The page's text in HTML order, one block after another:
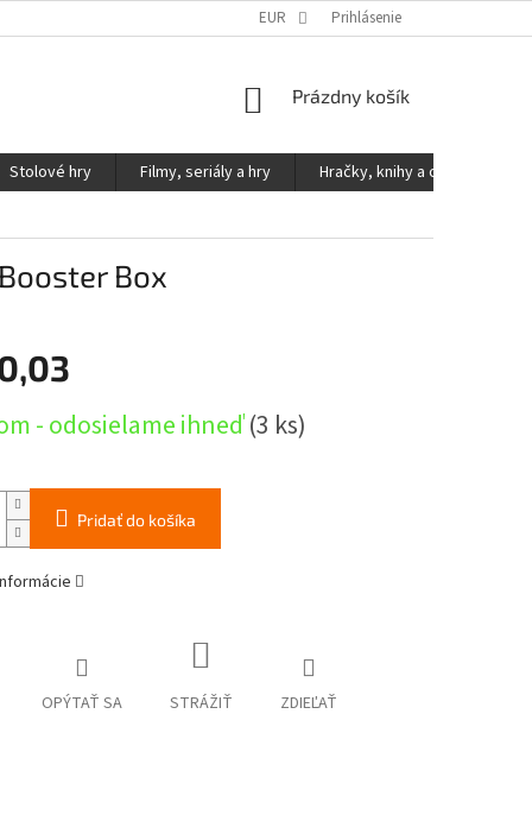
PODMIENKY OCHRANY OSOBNÝCH ÚDAJOV
EUR Prihlásenie
NÁKUPNÝ
Prázdny košík
Stolové hry Filmy, seriály a hry
Hračky, knihy a ostatné
Box
- odosielame ihneď(3 ks)
Pridať do košíka
OPÝTAŤ SA STRÁŽIŤ ZDIEĽAŤ